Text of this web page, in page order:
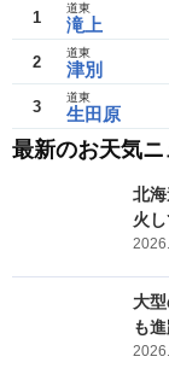
1 滝上
道東
2 津別
道東
3 生田原
道東
最新のお天気ニ
北
火
大
も